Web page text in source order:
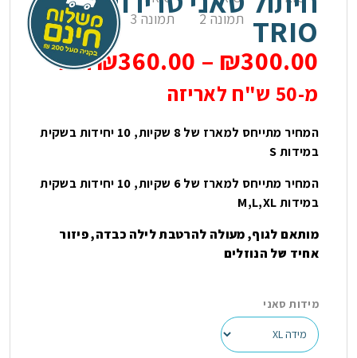
מגבונים
מוצרים נלווים
TRIO
₪300.00
–
₪360.00
החל
מ-50 ש"ח לאריזה
המחיר מתייחס למארז של 8 שקיות, 10 יחידות בשקית
במידות S
המחיר מתייחס למארז של 6 שקיות, 10 יחידות בשקית
במידות M,L,XL
מותאם לגוף, מעולה להרטבת לילה כבדה, פיזור
אחיד של הנוזלים
מידות סאני